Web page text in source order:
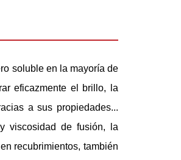
soluble en la mayoría de
eficazmente el brillo, la
a sus propiedades...
viscosidad de fusión, la
recubrimientos, también